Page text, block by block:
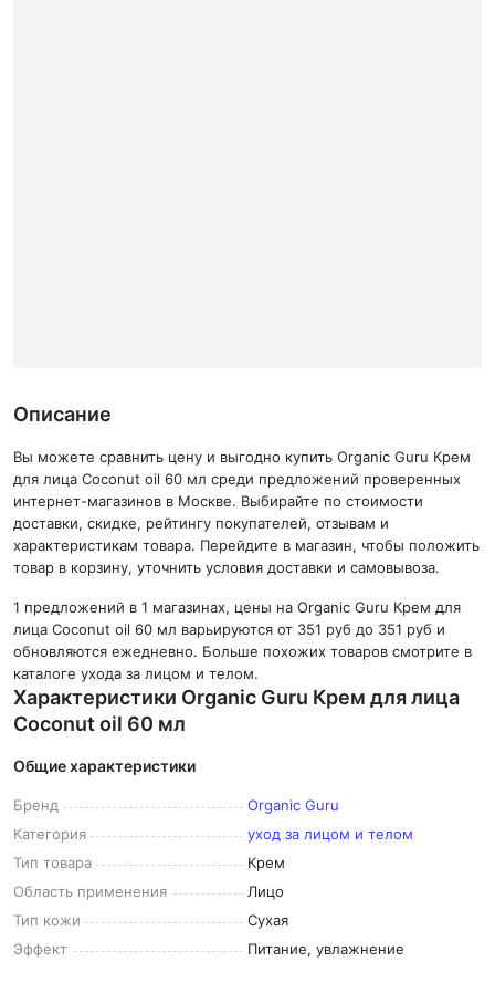
Описание
Вы можете сравнить цену и выгодно купить Organic Guru Крем
для лица Coconut oil 60 мл среди предложений проверенных
интернет-магазинов в Москве. Выбирайте по стоимости
доставки, скидке, рейтингу покупателей, отзывам и
характеристикам товара. Перейдите в магазин, чтобы положить
товар в корзину, уточнить условия доставки и самовывоза.
1 предложений в 1 магазинах, цены на Organic Guru Крем для
лица Coconut oil 60 мл варьируются от 351 руб до 351 руб и
обновляются ежедневно. Больше похожих товаров смотрите в
каталоге ухода за лицом и телом.
Характеристики Organic Guru Крем для лица
Coconut oil 60 мл
Общие характеристики
Бренд
Organic Guru
Категория
уход за лицом и телом
Тип товара
Крем
Область применения
Лицо
Тип кожи
Сухая
Эффект
Питание, увлажнение